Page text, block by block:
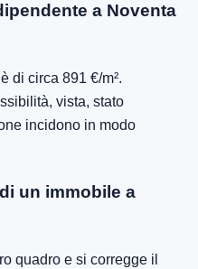
a Noventa
di circa 891 €/m².
vista, stato
incidono in modo
un immobile a
quadro e si corregge il